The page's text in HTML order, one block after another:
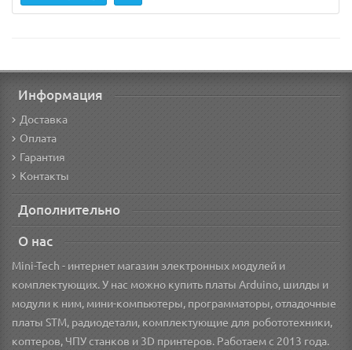
Информация
Доставка
Оплата
Гарантия
Контакты
Дополнительно
О нас
Mini-Tech - интернет магазин электронных модулей и
комплектующих. У нас можно купить платы Arduino, шилды и
модули к ним, мини-компьютеры, программаторы, отладочные
платы STM, радиодетали, комплектующие для робототехники,
коптеров, ЧПУ станков и 3D принтеров. Работаем с 2013 года.